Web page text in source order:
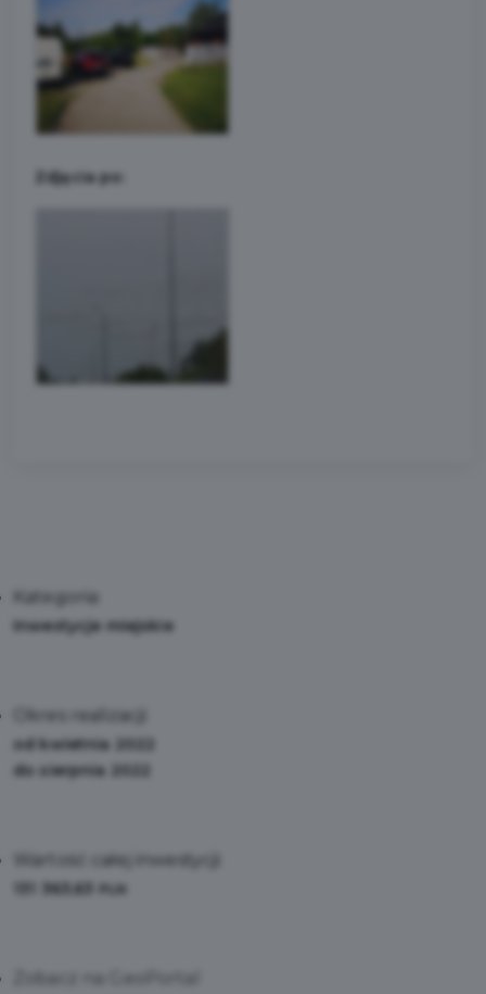
Zdjęcia po:
Kategoria:
Inwestycje miejskie
Okres realizacji:
od kwietnia 2022
do sierpnia 2022
Wartość całej inwestycji:
131 363,63